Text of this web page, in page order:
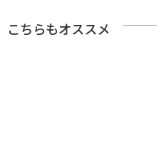
こちらもオススメ